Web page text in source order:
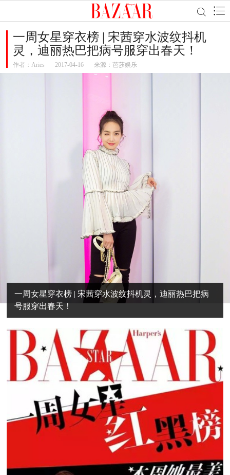
一周女星穿衣榜 | 宋茜穿水波纹抖机
灵，迪丽热巴把病号服穿出春天！
作者： Aries 2017-04-16 来源：芭莎娱乐
一周女星穿衣榜 | 宋茜穿水波纹抖机灵，迪丽热巴把病
号服穿出春天！